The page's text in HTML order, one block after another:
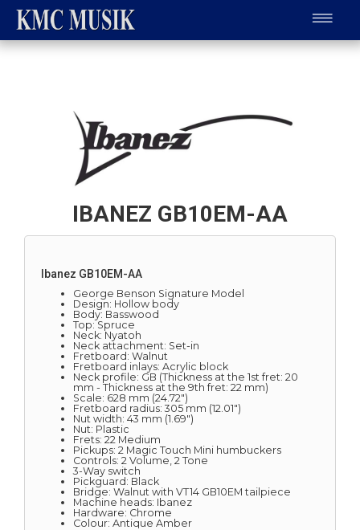
IBANEZ GB10EM-AA
Ibanez GB10EM-AA
George Benson Signature Model
Design: Hollow body
Body: Basswood
Top: Spruce
Neck: Nyatoh
Neck attachment: Set-in
Fretboard: Walnut
Fretboard inlays: Acrylic block
Neck profile: GB (Thickness at the 1st fret: 20
mm - Thickness at the 9th fret: 22 mm)
Scale: 628 mm (24.72")
Fretboard radius: 305 mm (12.01")
Nut width: 43 mm (1.69")
Nut: Plastic
Frets: 22 Medium
Pickups: 2 Magic Touch Mini humbuckers
Controls: 2 Volume, 2 Tone
3-Way switch
Pickguard: Black
Bridge: Walnut with VT14 GB10EM tailpiece
Machine heads: Ibanez
Hardware: Chrome
Colour: Antique Amber